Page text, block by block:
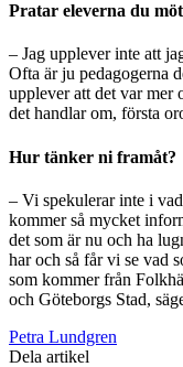
Pratar eleverna du
– Jag upplever inte att
Ofta är ju pedagogerna
upplever att det var mer
det handlar om, första
Hur tänker ni framåt?
– Vi spekulerar inte i
kommer så mycket
det som är nu och ha
har och så får vi se vad
som kommer från
och Göteborgs Stad,
Petra Lundgren
Dela artikel